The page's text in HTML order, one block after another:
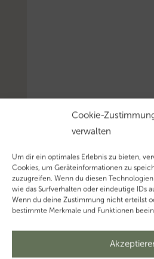
Cookie-
verwalten
Um dir ein optimales Erlebnis zu bieten,
Cookies, um Geräteinformationen zu
zuzugreifen. Wenn du diesen
wie das Surfverhalten oder eindeutige IDs
Wenn du deine Zustimmung nicht erteilst
bestimmte Merkmale und Funktionen